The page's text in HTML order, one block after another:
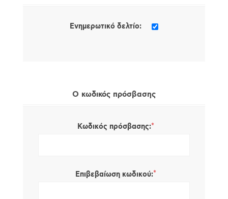
Ενημερωτικό δελτίο:
Ο κωδικός πρόσβασης
Κωδικός πρόσβασης:*
Επιβεβαίωση κωδικού:*